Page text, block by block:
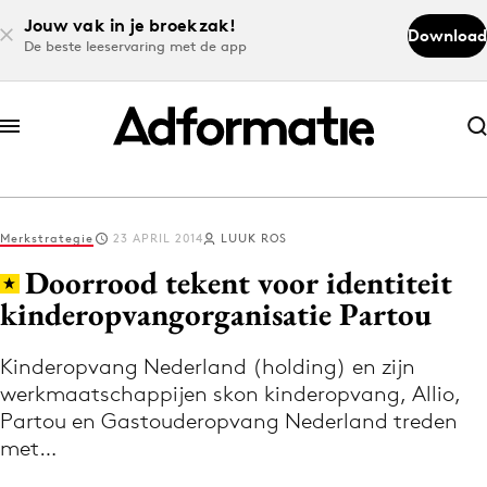
Jouw vak in je broekzak!
De beste leeservaring met de app
Download
Abonneer nu
Abonneer nu
Log in
Download de app
Volg het laatste nieuws via de Adformatie
Nieuws app
Merkstrategie 23 APRIL 2014 LUUK ROS
Doorrood tekent voor identiteit
kinderopvangorganisatie Partou
Kinderopvang Nederland (holding) en zijn
werkmaatschappijen skon kinderopvang, Allio,
Partou en Gastouderopvang Nederland treden
met…